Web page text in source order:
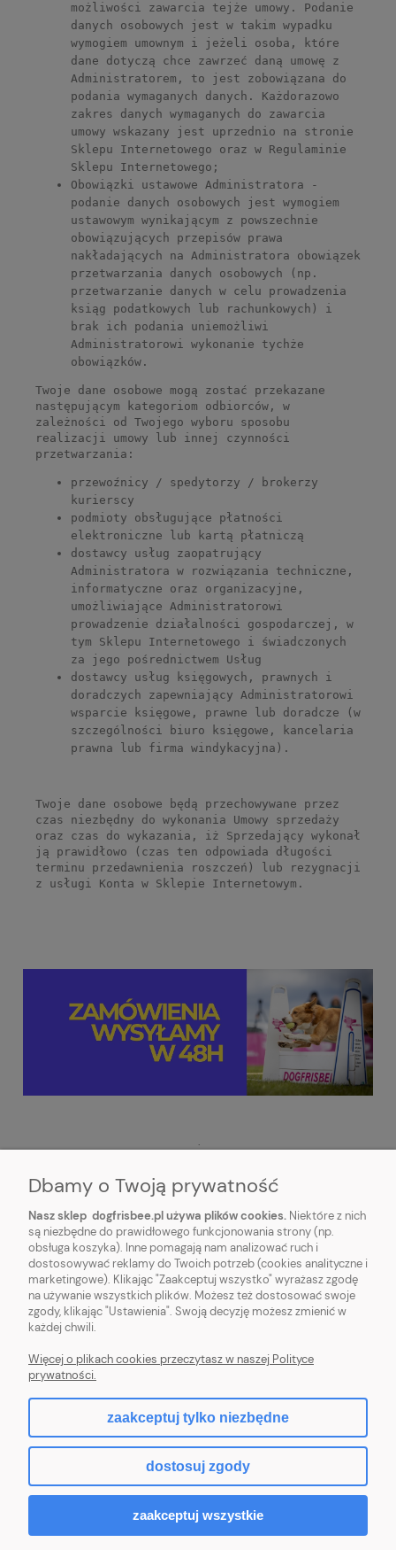
możliwości zawarcia tejże umowy. Podanie
danych osobowych jest w takim wypadku
wymogiem umownym i jeżeli osoba, które
dane dotyczą chce zawrzeć daną umowę z
Administratorem, to jest zobowiązana do
podania wymaganych danych. Każdorazowo
zakres danych wymaganych do zawarcia
umowy wskazany jest uprzednio na stronie
Sklepu Internetowego oraz w Regulaminie
Sklepu Internetowego;
Obowiązki ustawowe Administratora -
podanie danych osobowych jest wymogiem
ustawowym wynikającym z powszechnie
obowiązujących przepisów prawa
nakładających na Administratora obowiązek
przetwarzania danych osobowych (np.
przetwarzanie danych w celu prowadzenia
ksiąg podatkowych lub rachunkowych) i
brak ich podania uniemożliwi
Administratorowi wykonanie tychże
obowiązków.
Twoje dane osobowe mogą zostać przekazane
następującym kategoriom odbiorców, w
zależności od Twojego wyboru sposobu
realizacji umowy lub innej czynności
przetwarzania:
przewoźnicy / spedytorzy / brokerzy
kurierscy
podmioty obsługujące płatności
elektroniczne lub kartą płatniczą
dostawcy usług zaopatrujący
Administratora w rozwiązania techniczne,
informatyczne oraz organizacyjne,
umożliwiające Administratorowi
prowadzenie działalności gospodarczej, w
tym Sklepu Internetowego i świadczonych
za jego pośrednictwem Usług
dostawcy usług księgowych, prawnych i
doradczych zapewniający Administratorowi
wsparcie księgowe, prawne lub doradcze (w
szczególności biuro księgowe, kancelaria
prawna lub firma windykacyjna).
Twoje dane osobowe będą przechowywane przez
czas niezbędny do wykonania Umowy sprzedaży
oraz czas do wykazania, iż Sprzedający wykonał
ją prawidłowo (czas ten odpowiada długości
terminu przedawnienia roszczeń) lub rezygnacji
z usługi Konta w Sklepie Internetowym.
.
STOPKA
REGULAMINY
Sklep internetowy Shoper.pl
Dbamy o Twoją prywatność
Nasz sklep dogfrisbee.pl używa plików cookies. Niektóre z nich
są niezbędne do prawidłowego funkcjonowania strony (np.
obsługa koszyka). Inne pomagają nam analizować ruch i
dostosowywać reklamy do Twoich potrzeb (cookies analityczne i
marketingowe). Klikając "Zaakceptuj wszystko" wyrażasz zgodę
na używanie wszystkich plików. Możesz też dostosować swoje
zgody, klikając "Ustawienia". Swoją decyzję możesz zmienić w
każdej chwili.
Więcej o plikach cookies przeczytasz w naszej Polityce
prywatności.
zaakceptuj tylko niezbędne
dostosuj zgody
zaakceptuj wszystkie